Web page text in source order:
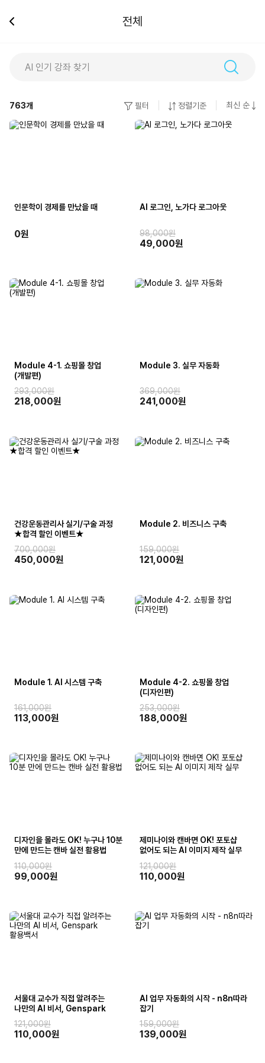
전체
763개 필터 정렬기준 최신 순
인문학이 경제를 만났을 때
0원
AI 로그인, 노가다 로그아웃
98,000원
49,000원
Module 4-1. 쇼핑몰 창업
(개발편)
293,000원
218,000원
Module 3. 실무 자동화
369,000원
241,000원
건강운동관리사 실기/구술 과정
★합격 할인 이벤트★
700,000원
450,000원
Module 2. 비즈니스 구축
159,000원
121,000원
Module 1. AI 시스템 구축
161,000원
113,000원
Module 4-2. 쇼핑몰 창업
(디자인편)
253,000원
188,000원
디자인을 몰라도 OK! 누구나 10분
만에 만드는 캔바 실전 활용법
110,000원
99,000원
제미나이와 캔바면 OK! 포토샵
없어도 되는 AI 이미지 제작 실무
121,000원
110,000원
서울대 교수가 직접 알려주는
나만의 AI 비서, Genspark
활용백서
121,000원
110,000원
AI 업무 자동화의 시작 - n8n따라
잡기
159,000원
139,000원